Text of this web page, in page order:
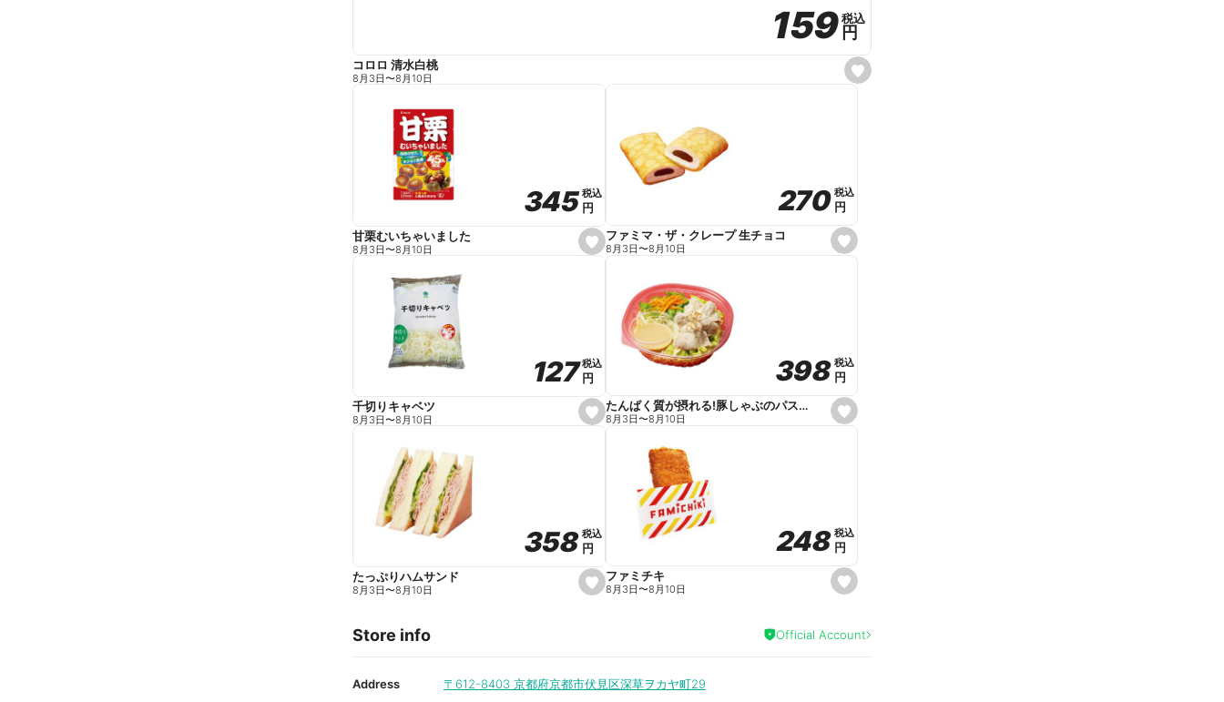
s
e
159
159税込
税込
円
円
コロロ 清水白桃
8月3日〜8月10日
s
e
e
345
345税込
税込
円
円
甘栗むいちゃいました
8月3日〜8月10日
s
e
e
270
270 税込
税込
円
円
ファミマ・ザ・クレープ 生チョコ
8月3日〜8月10日
s
e
e
127
127税込
税込
円
円
千切りキャベツ
8月3日〜8月10日
s
e
e
398
398 税込
税込
円
円
たんぱく質が摂れる!豚しゃぶのパスタサラダ
8月3日〜8月10日
s
e
i
t
358
358税込
税込
円
円
たっぷりハムサンド
8月3日〜8月10日
s
e
a
248
248 税込
税込
円
円
ファミチキ
8月3日〜8月10日
Store info Official Account
Address 〒612-8403 京都府京都市伏見区深草ヲカヤ町29